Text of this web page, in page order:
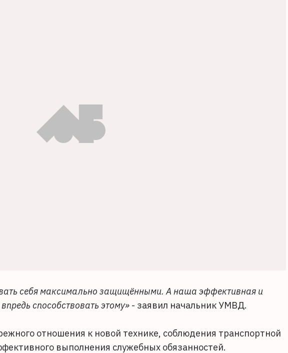
себя максимально защищёнными. А наша эффективная и
способствовать этому» - заявил начальник УМВД.
отношения к новой технике, соблюдения транспортной
выполнения служебных обязанностей.